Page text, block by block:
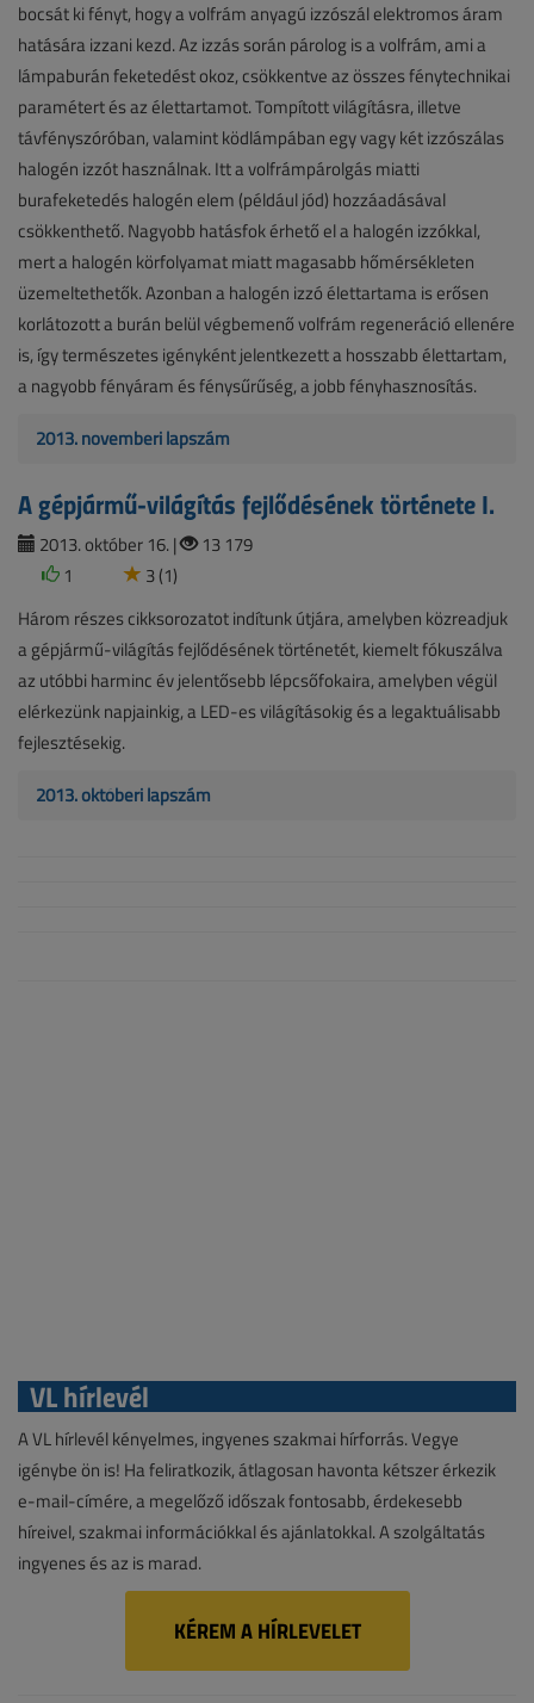
bocsát ki fényt, hogy a volfrám anyagú izzószál elektromos áram
hatására izzani kezd. Az izzás során párolog is a volfrám, ami a
lámpaburán feketedést okoz, csökkentve az összes fénytechnikai
paramétert és az élettartamot. Tompított világításra, illetve
távfényszóróban, valamint ködlámpában egy vagy két izzószálas
halogén izzót használnak. Itt a volfrámpárolgás miatti
burafeketedés halogén elem (például jód) hozzáadásával
csökkenthető. Nagyobb hatásfok érhető el a halogén izzókkal,
mert a halogén körfolyamat miatt magasabb hőmérsékleten
üzemeltethetők. Azonban a halogén izzó élettartama is erősen
korlátozott a burán belül végbemenő volfrám regeneráció ellenére
is, így természetes igényként jelentkezett a hosszabb élettartam,
a nagyobb fényáram és fénysűrűség, a jobb fényhasznosítás.
2013. novemberi lapszám
A gépjármű-világítás fejlődésének története I.
2013. október 16. |
13 179
1
3 (1)
Három részes cikksorozatot indítunk útjára, amelyben közreadjuk
a gépjármű-világítás fejlődésének történetét, kiemelt fókuszálva
az utóbbi harminc év jelentősebb lépcsőfokaira, amelyben végül
elérkezünk napjainkig, a LED-es világításokig és a legaktuálisabb
fejlesztésekig.
2013. októberi lapszám
VL hírlevél
A VL hírlevél kényelmes, ingyenes szakmai hírforrás. Vegye
igénybe ön is! Ha feliratkozik, átlagosan havonta kétszer érkezik
e-mail-címére, a megelőző időszak fontosabb, érdekesebb
híreivel, szakmai információkkal és ajánlatokkal. A szolgáltatás
ingyenes és az is marad.
KÉREM A HÍRLEVELET